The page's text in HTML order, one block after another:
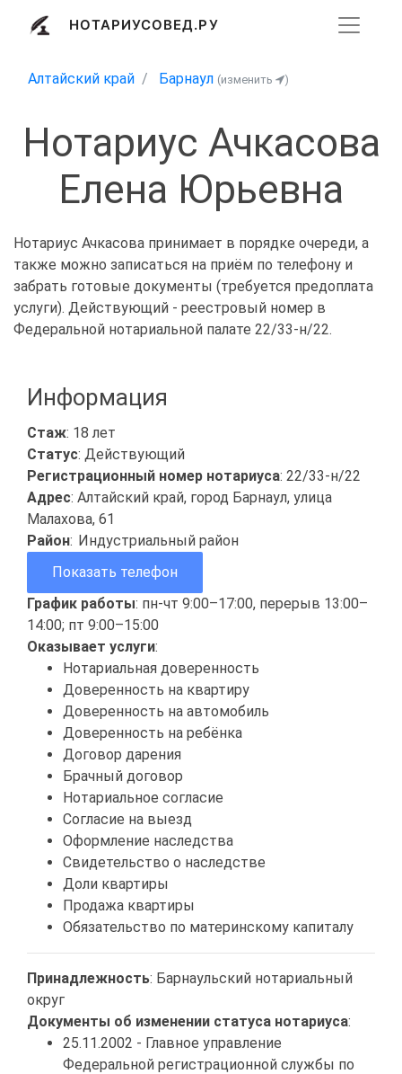
НОТАРИУСОВЕД.РУ
Алтайский край Барнаул (изменить )
Нотариус Ачкасова
Елена Юрьевна
Нотариус Ачкасова принимает в порядке очереди, а
также можно записаться на приём по телефону и
забрать готовые документы (требуется предоплата
услуги). Действующий - реестровый номер в
Федеральной нотариальной палате 22/33-н/22.
Информация
Стаж: 18 лет
Статус: Действующий
Регистрационный номер нотариуса: 22/33-н/22
Адрес: Алтайский край, город Барнаул, улица
Малахова, 61
Район: Индустриальный район
Показать телефон
График работы: пн-чт 9:00–17:00, перерыв 13:00–
14:00; пт 9:00–15:00
Оказывает услуги:
Нотариальная доверенность
Доверенность на квартиру
Доверенность на автомобиль
Доверенность на ребёнка
Договор дарения
Брачный договор
Нотариальное согласие
Согласие на выезд
Оформление наследства
Свидетельство о наследстве
Доли квартиры
Продажа квартиры
Обязательство по материнскому капиталу
Принадлежность: Барнаульский нотариальный
округ
Документы об изменении статуса нотариуса:
25.11.2002 - Главное управление
Федеральной регистрационной службы по